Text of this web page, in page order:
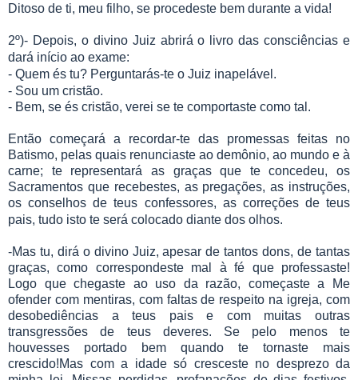
Ditoso de ti, meu filho, se procedeste bem durante a vida!
2º)- Depois, o divino Juiz abrirá o livro das consciências e
dará início ao exame:
- Quem és tu? Perguntarás-te o Juiz inapelável.
- Sou um cristão.
- Bem, se és cristão, verei se te comportaste como tal.
Então começará a recordar-te das promessas feitas no
Batismo, pelas quais renunciaste ao demônio, ao mundo e à
carne; te representará as graças que te concedeu, os
Sacramentos que recebestes, as pregações, as instruções,
os conselhos de teus confessores, as correções de teus
pais, tudo isto te será colocado diante dos olhos.
-Mas tu, dirá o divino Juiz, apesar de tantos dons, de tantas
graças, como correspondeste mal à fé que professaste!
Logo que chegaste ao uso da razão, começaste a Me
ofender com mentiras, com faltas de respeito na igreja, com
desobediências a teus pais e com muitas outras
transgressões de teus deveres. Se pelo menos te
houvesses portado bem quando te tornaste mais
crescido!Mas com a idade só cresceste no desprezo da